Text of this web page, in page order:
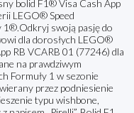
bolid F1® Visa Cash App
LEGO® Speed
1®.Odkryj swoją pasję do
dla dorosłych LEGO®
RB VCARB 01 (77246) dla
na prawdziwym
Formuły 1 w sezonie
przez podniesienie
typu wishbone,